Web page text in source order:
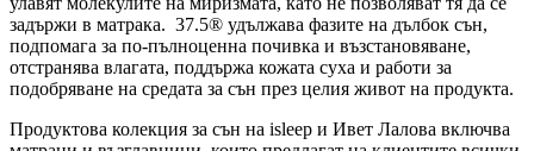
задържи в матрака. 37.5® удължава фазите на дълбок сън,
подпомага за по-пълноценна почивка и възстановяване,
отстранява влагата, поддържа кожата суха и работи за
подобряване на средата за сън през целия живот на продукта.
Продуктова колекция за сън на isleep и Ивет Лалова включва